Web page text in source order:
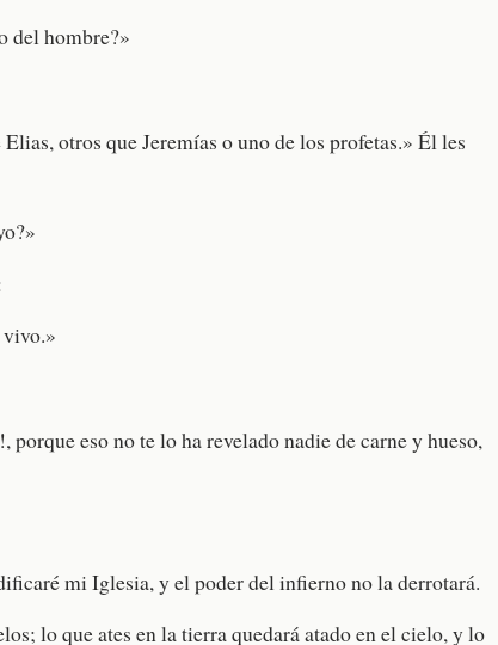
del hombre?»
otros que Jeremías o uno de los profetas.» Él les
eso no te lo ha revelado nadie de carne y hueso,
mi Iglesia, y el poder del infierno no la derrotará.
lo que ates en la tierra quedará atado en el cielo, y lo